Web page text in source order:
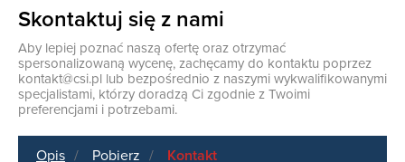
Skontaktuj się z nami
Aby lepiej poznać naszą ofertę oraz otrzymać
spersonalizowaną wycenę, zachęcamy do kontaktu poprzez
kontakt@csi.pl lub bezpośrednio z naszymi wykwalifikowanymi
specjalistami, którzy doradzą Ci zgodnie z Twoimi
preferencjami i potrzebami.
Opis Pobierz Kontakt